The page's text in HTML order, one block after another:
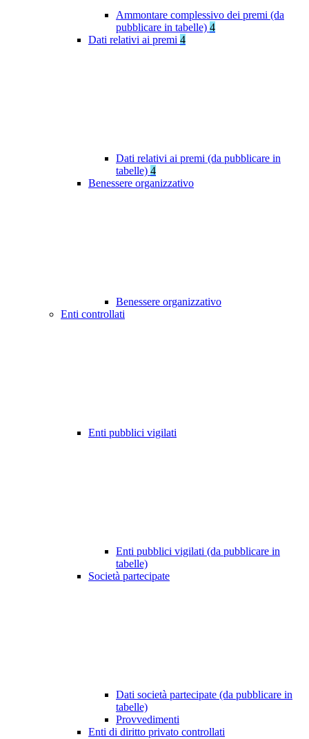
Ammontare complessivo dei premi (da
pubblicare in tabelle) 4
Dati relativi ai premi 4
Dati relativi ai premi (da pubblicare in
tabelle) 4
Benessere organizzativo
Benessere organizzativo
Enti controllati
Enti pubblici vigilati
Enti pubblici vigilati (da pubblicare in
tabelle)
Società partecipate
Dati società partecipate (da pubblicare in
tabelle)
Provvedimenti
Enti di diritto privato controllati